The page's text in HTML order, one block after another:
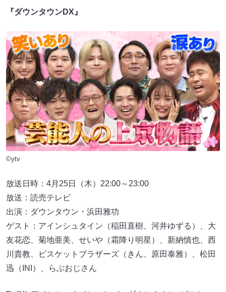
『ダウンタウンDX』
©ytv
放送日時：4月25日（木）22:00～23:00
放送：読売テレビ
出演：ダウンタウン・浜田雅功
ゲスト：アインシュタイン（稲田直樹、河井ゆずる）、大
友花恋、菊地亜美、せいや（霜降り明星）、新納慎也、西
川貴教、ビスケットブラザーズ（きん、原田泰雅）、松田
迅（INI）、らぶおじさん